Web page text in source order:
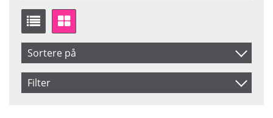
Sortere på
Artikelkod
Filter